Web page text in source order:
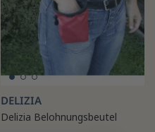
DELIZIA
Delizia Belohnungsbeutel